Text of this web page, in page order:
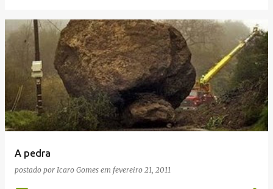
A pedra
postado por Icaro Gomes em fevereiro 21, 2011